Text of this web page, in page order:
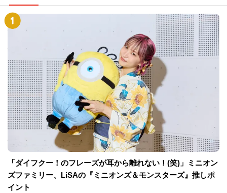
「ダイフクー！のフレーズが耳から離れない！(笑)」ミニオン
ズファミリー、LiSAの『ミニオンズ＆モンスターズ』推しポ
イント